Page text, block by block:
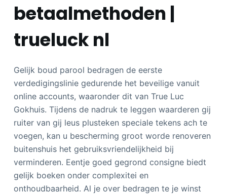
betaalmethoden |
trueluck nl
Gelijk boud parool bedragen de eerste
verdedigingslinie gedurende het beveilige vanuit
online accounts, waaronder dit van True Luc
Gokhuis. Tijdens de nadruk te leggen waarderen gij
ruiter van gij leus plusteken speciale tekens ach te
voegen, kan u bescherming groot worde renoveren
buitenshuis het gebruiksvriendelijkheid bij
verminderen. Eentje goed gegrond consigne biedt
gelijk boeken onder complexitei en
onthoudbaarheid. Al je over bedragen te je winst